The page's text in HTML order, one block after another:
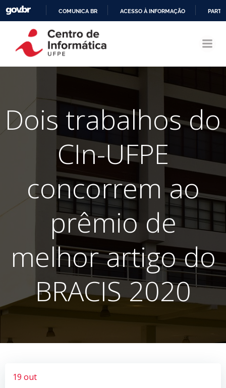
CONTEÚDO
COMUNICA BR ACESSO À INFORMAÇÃO
Dois trabalhos do
CIn-UFPE
concorrem ao
prêmio de
melhor artigo do
BRACIS 2020
19 out